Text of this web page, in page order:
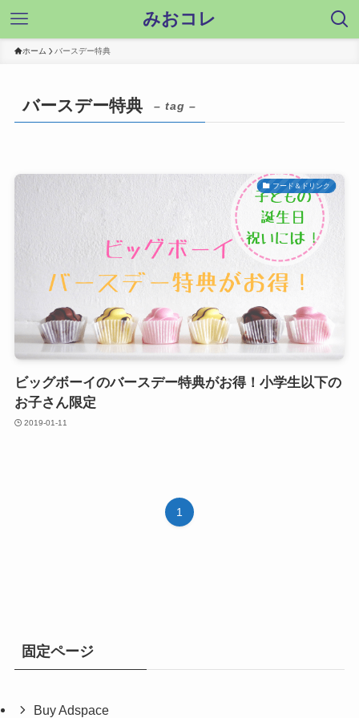
みおコレ
ホーム バースデー特典
バースデー特典 – tag –
フード＆ドリンク
ビッグボーイのバースデー特典がお得！小学生以下の
お子さん限定
2019-01-11
1
固定ページ
Buy Adspace